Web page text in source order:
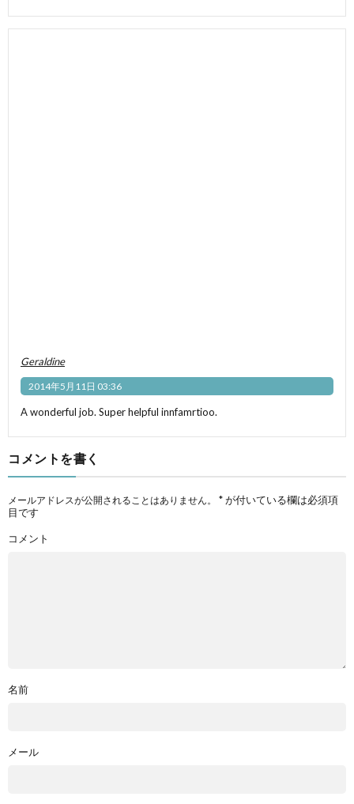
Geraldine
2014年5月11日 03:36
A wonderful job. Super helpful innfamrtioo.
コメントを書く
メールアドレスが公開されることはありません。 *が付いている欄は必須項
目です
コメント
名前
メール